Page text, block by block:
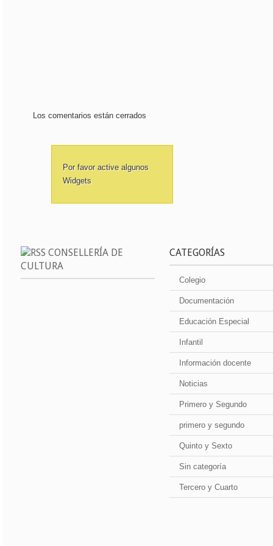
Los comentarios están cerrados
Por favor active algunos
Widgets
CONSELLERÍA DE
CULTURA
CATEGORÍAS
Colegio
Documentación
Educación Especial
Infantil
Información docente
Noticias
Primero y Segundo
primero y segundo
Quinto y Sexto
Sin categoría
Tercero y Cuarto